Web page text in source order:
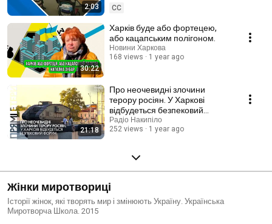
2:03
CC
30:22
Харків буде або фортецею,
або кацапським полігоном.
Новини Харкова
168 views
1 year ago
21:18
Про неочевидні злочини
терору росіян. У Харкові
відбудеться безпековий
форум
Радіо Накипіло
252 views
1 year ago
Жінки миротвориці
Історії жінок, які творять мир і змінюють Україну. Українська
Миротворча Школа. 2015